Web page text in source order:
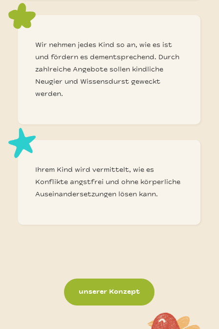
Wir nehmen jedes Kind so an, wie es ist
und fördern es dem­ent­sprech­end. Durch
zahlreiche Angebote sollen kindliche
Neugier und Wissensdurst geweckt
werden.
Ihrem Kind wird vermittelt, wie es
Konflikte angstfrei und ohne körperliche
Auseinander­setzungen lösen kann.
unserer Konzept